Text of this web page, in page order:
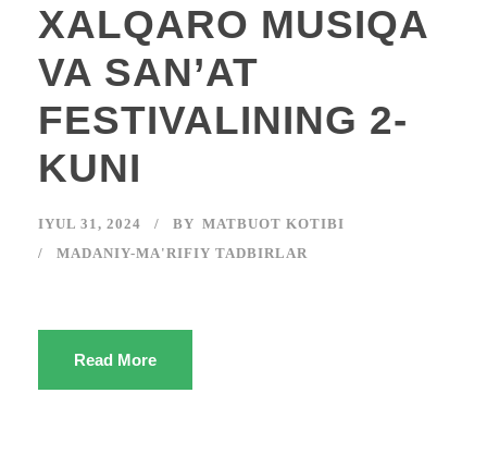
XALQARO MUSIQA
VA SAN’AT
FESTIVALINING 2-
KUNI
IYUL 31, 2024 BY MATBUOT KOTIBI
MADANIY-MA'RIFIY TADBIRLAR
Read More